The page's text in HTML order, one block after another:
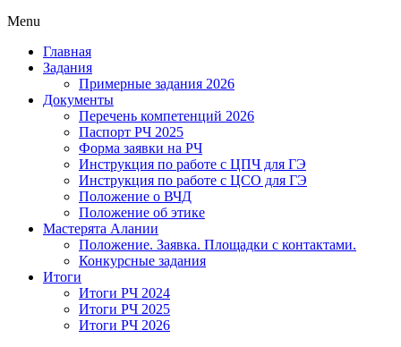
Menu
Главная
Задания
Примерные задания 2026
Документы
Перечень компетенций 2026
Паспорт РЧ 2025
Форма заявки на РЧ
Инструкция по работе с ЦПЧ для ГЭ
Инструкция по работе с ЦСО для ГЭ
Положение о ВЧД
Положение об этике
Мастерята Алании
Положение. Заявка. Площадки с контактами.
Конкурсные задания
Итоги
Итоги РЧ 2024
Итоги РЧ 2025
Итоги РЧ 2026